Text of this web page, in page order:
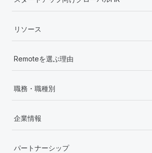
Remoteの使命は、世界のどこにいても、あら
給与詐欺：種類、事例、ビジネスを守る
給与, 賃金は詐欺の特に魅力的な標的です。多額
ム間で頻繁に移動しているためです。このため
リソース
Remoteを選ぶ理由
職務・職種別
企業情報
パートナーシップ